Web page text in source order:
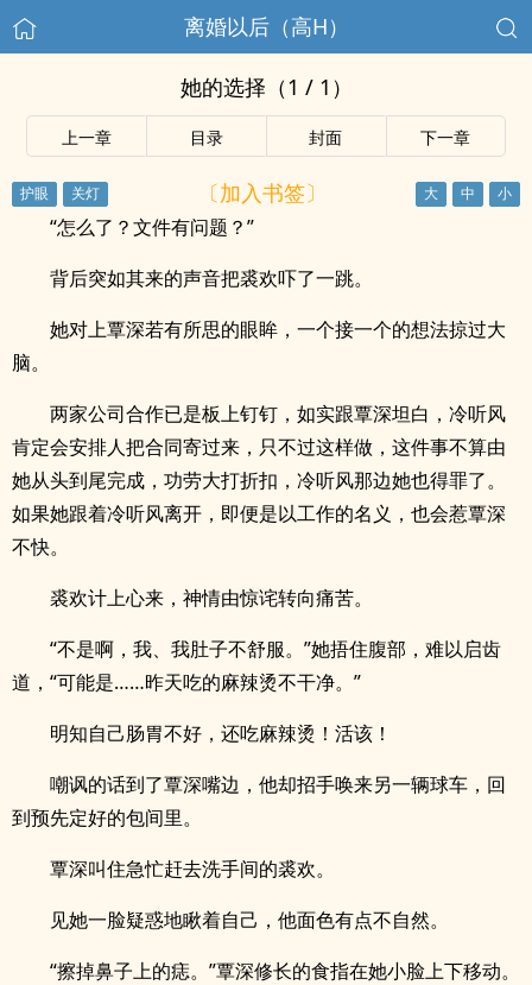
离婚以后（高H）
她的选择（1 / 1）
上一章 目录 封面 下一章
〔加入书签〕
“怎么了？文件有问题？”
背后突如其来的声音把裘欢吓了一跳。
她对上覃深若有所思的眼眸，一个接一个的想法掠过大
脑。
两家公司合作已是板上钉钉，如实跟覃深坦白，冷听风
肯定会安排人把合同寄过来，只不过这样做，这件事不算由
她从头到尾完成，功劳大打折扣，冷听风那边她也得罪了。
如果她跟着冷听风离开，即便是以工作的名义，也会惹覃深
不快。
裘欢计上心来，神情由惊诧转向痛苦。
“不是啊，我、我肚子不舒服。”她捂住腹部，难以启齿
道，“可能是……昨天吃的麻辣烫不干净。”
明知自己肠胃不好，还吃麻辣烫！活该！
嘲讽的话到了覃深嘴边，他却招手唤来另一辆球车，回
到预先定好的包间里。
覃深叫住急忙赶去洗手间的裘欢。
见她一脸疑惑地瞅着自己，他面色有点不自然。
“擦掉鼻子上的痣。”覃深修长的食指在她小脸上下移动。